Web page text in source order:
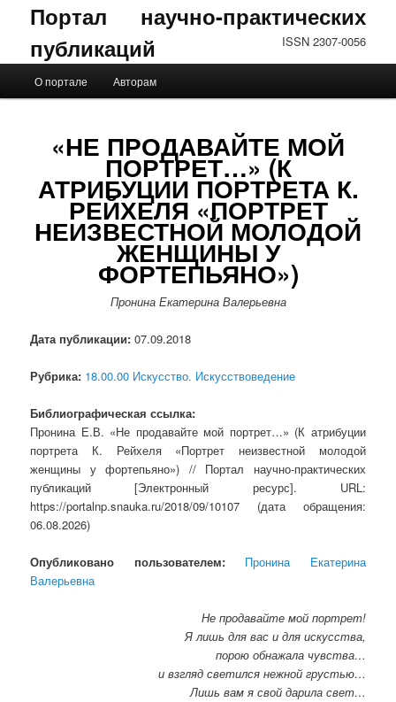
Портал научно-практических
публикаций
ISSN 2307-0056
Перейти к основному содержимому
Перейти к дополнительному содержимому
О портале Авторам
«НЕ ПРОДАВАЙТЕ МОЙ
ПОРТРЕТ…» (К
АТРИБУЦИИ ПОРТРЕТА К.
РЕЙХЕЛЯ «ПОРТРЕТ
НЕИЗВЕСТНОЙ МОЛОДОЙ
ЖЕНЩИНЫ У
ФОРТЕПЬЯНО»)
Пронина Екатерина Валерьевна
Дата публикации: 07.09.2018
Рубрика: 18.00.00 Искусство. Искусствоведение
Библиографическая ссылка:
Пронина Е.В. «Не продавайте мой портрет…» (К атрибуции
портрета К. Рейхеля «Портрет неизвестной молодой
женщины у фортепьяно») // Портал научно-практических
публикаций [Электронный ресурс]. URL:
https://portalnp.snauka.ru/2018/09/10107 (дата обращения:
06.08.2026)
Опубликовано пользователем:
Пронина Екатерина
Валерьевна
Не продавайте мой портрет!
Я лишь для вас и для искусства,
порою обнажала чувства…
и взгляд светился нежной грустью…
Лишь вам я свой дарила свет…